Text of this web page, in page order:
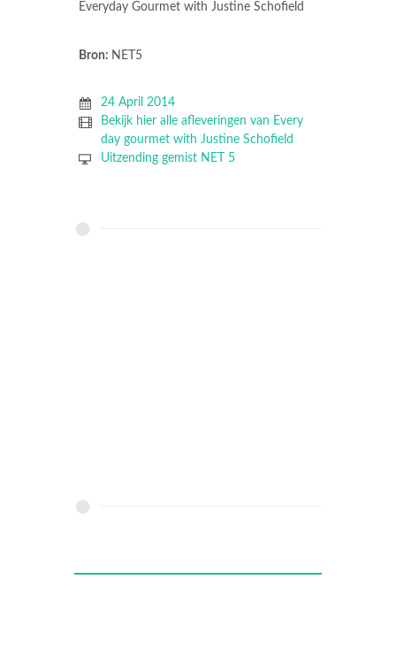
Everyday Gourmet with Justine Schofield
Bron: NET5
24 April 2014
Bekijk hier alle afleveringen van Every
day gourmet with Justine Schofield
Uitzending gemist NET 5